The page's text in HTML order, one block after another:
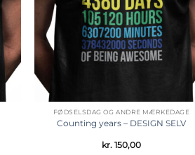
FØDSELSDAG OG ANDRE MÆRKEDAGE
Counting years – DESIGN SELV
kr.150,00